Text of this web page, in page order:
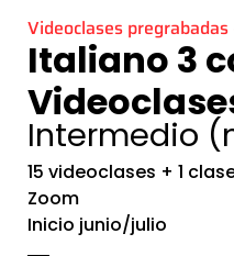
Videoclases
Italiano 3
Intermedio
15 videoclases + 1
Zoom
Inicio junio/julio